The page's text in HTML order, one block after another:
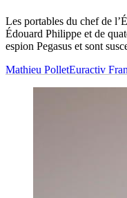
Les portables du chef de
Édouard Philippe et de
espion Pegasus et sont
Mathieu PolletEuractiv